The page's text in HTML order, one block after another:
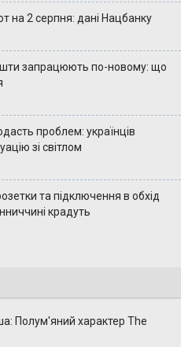
на 2 серпня: дані Нацбанку
запрацюють по-новому: що
проблем: українців
зі світлом
та підключення в обхід
крадуть
Полум'яний характер The